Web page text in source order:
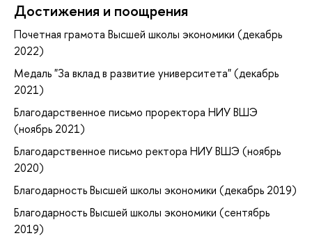
Достижения и поощрения
Почетная грамота Высшей школы экономики (декабрь
2022)
Медаль "За вклад в развитие университета" (декабрь
2021)
Благодарственное письмо проректора НИУ ВШЭ
(ноябрь 2021)
Благодарственное письмо ректора НИУ ВШЭ (ноябрь
2020)
Благодарность Высшей школы экономики (декабрь 2019)
Благодарность Высшей школы экономики (сентябрь
2019)